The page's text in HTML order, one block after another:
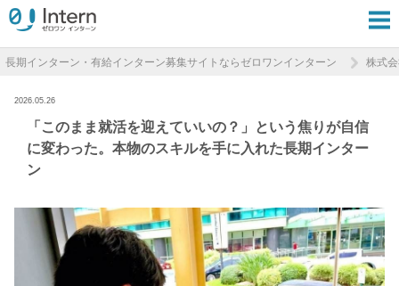
長期インターン・有給インターン募集サイトならゼロワンインターン 株式
2026.05.26
「このまま就活を迎えていいの？」という焦りが自信
に変わった。本物のスキルを手に入れた長期インター
ン